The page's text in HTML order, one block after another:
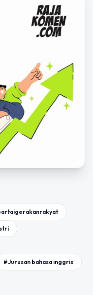
#Jurusan bahasa inggris